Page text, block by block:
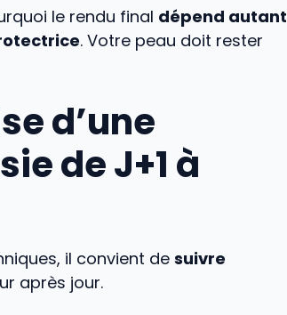
le rendu final dépend autant
. Votre peau doit rester
d’une
de J+1 à
il convient de suivre
après jour.